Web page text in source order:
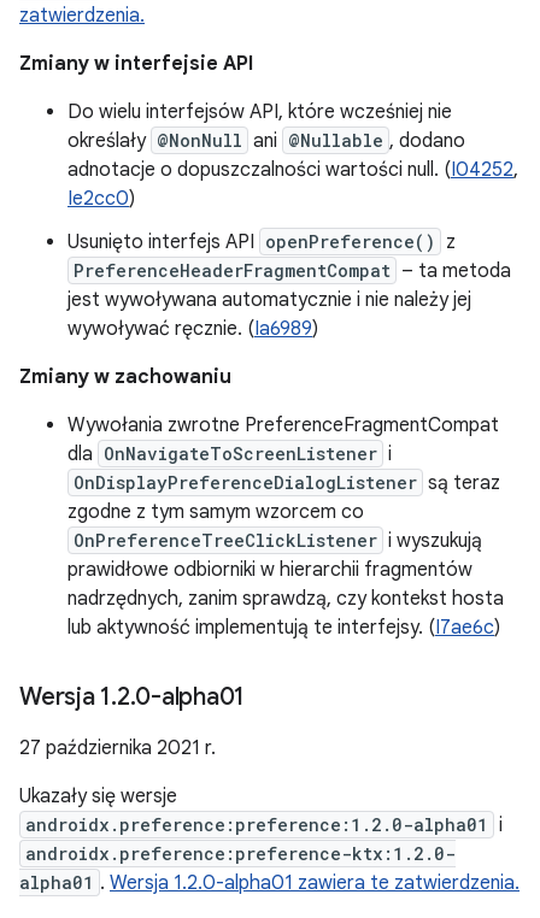
zatwierdzenia.
Zmiany w interfejsie API
Do wielu interfejsów API, które wcześniej nie
określały @NonNull ani @Nullable , dodano
adnotacje o dopuszczalności wartości null. (I04252,
Ie2cc0)
Usunięto interfejs API openPreference() z
PreferenceHeaderFragmentCompat – ta metoda
jest wywoływana automatycznie i nie należy jej
wywoływać ręcznie. (Ia6989)
Zmiany w zachowaniu
Wywołania zwrotne PreferenceFragmentCompat
dla OnNavigateToScreenListener i
OnDisplayPreferenceDialogListener są teraz
zgodne z tym samym wzorcem co
OnPreferenceTreeClickListener i wyszukują
prawidłowe odbiorniki w hierarchii fragmentów
nadrzędnych, zanim sprawdzą, czy kontekst hosta
lub aktywność implementują te interfejsy. (I7ae6c)
Wersja 1.2.0-alpha01
27 października 2021 r.
Ukazały się wersje
androidx.preference:preference:1.2.0-alpha01 i
androidx.preference:preference-ktx:1.2.0-
alpha01 . Wersja 1.2.0-alpha01 zawiera te zatwierdzenia.